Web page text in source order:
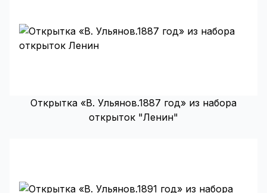
Открытка «В. Ульянов.1887 год» из набора
открыток "Ленин"